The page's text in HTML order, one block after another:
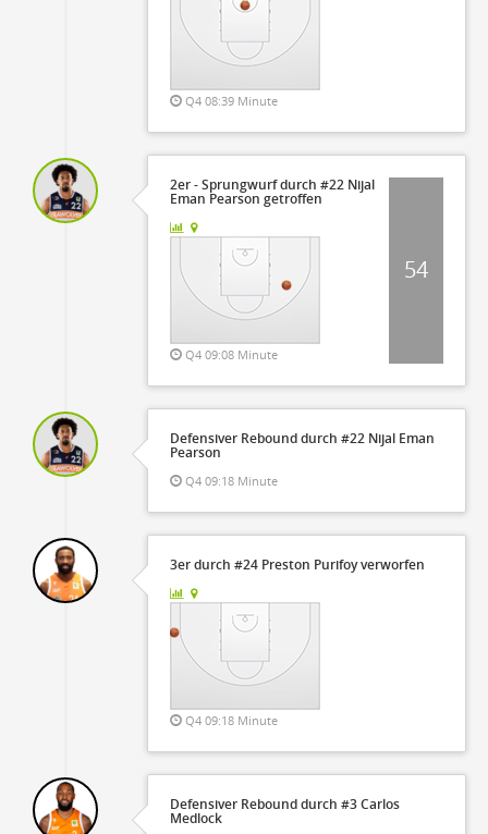
Q4 08:39 Minute
2er - Sprungwurf durch #22 Nijal
Eman Pearson getroffen
Q4 09:08 Minute
54
Defensiver Rebound durch #22 Nijal Eman
Pearson
Q4 09:18 Minute
3er durch #24 Preston Purifoy verworfen
Q4 09:18 Minute
Defensiver Rebound durch #3 Carlos
Medlock